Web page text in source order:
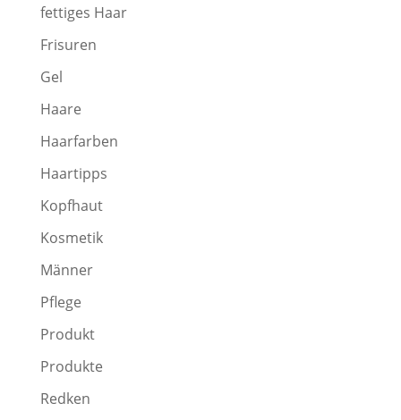
fettiges Haar
Frisuren
Gel
Haare
Haarfarben
Haartipps
Kopfhaut
Kosmetik
Männer
Pflege
Produkt
Produkte
Redken